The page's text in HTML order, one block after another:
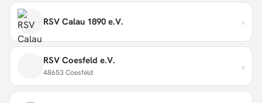
RSV Calau 1890 e.V. ›
RSV Coesfeld e.V.
48653 Coesfeld ›